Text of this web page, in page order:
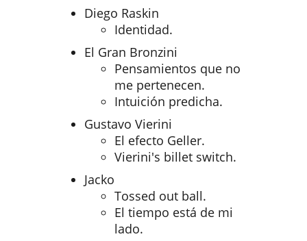
Diego Raskin
Identidad.
El Gran Bronzini
Pensamientos que no
me pertenecen.
Intuición predicha.
Gustavo Vierini
El efecto Geller.
Vierini's billet switch.
Jacko
Tossed out ball.
El tiempo está de mi
lado.